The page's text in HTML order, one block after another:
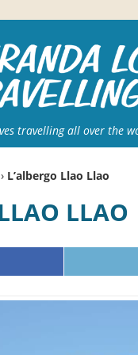
travelling all over the
› L’albergo Llao Llao
LLAO LLAO